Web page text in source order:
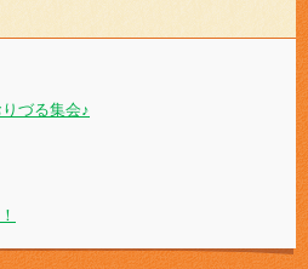
づる集会♪